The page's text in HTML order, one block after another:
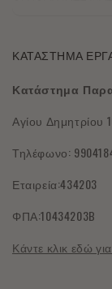
Επικοινωνήστε
Παραγγελίες
Πολιτική
Επιστροφές &
Υποβολή
Πολιτική
ΚΑΤΑΣΤΗΜΑ
Κατάστημα
Αγίου Δημητρίου
Τηλέφωνο:
Εταιρεία:434203
ΦΠΑ:10434203B
Κάντε κλικ εδώ